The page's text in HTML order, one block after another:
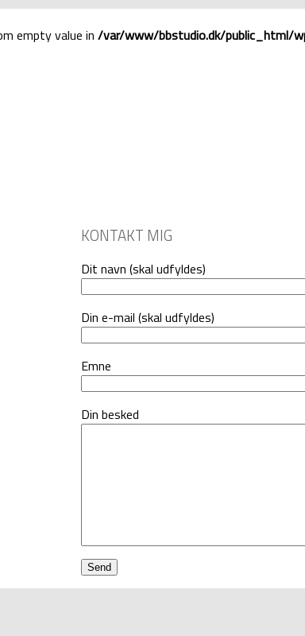
empty value in /var/www/bbstudio.dk/public_html/
KONTAKT MIG
Dit navn (skal udfyldes)
Din e-mail (skal udfyldes)
Emne
Din besked